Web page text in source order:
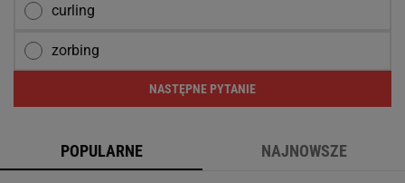
curling
zorbing
NASTĘPNE PYTANIE
POPULARNE NAJNOWSZE